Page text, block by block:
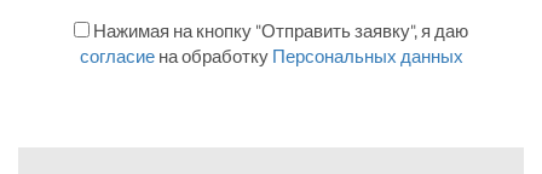
Нажимая на кнопку "Отправить заявку", я даю
согласиена обработку Персональных данных